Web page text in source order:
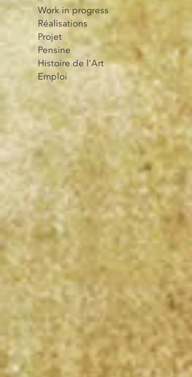
Expos
Infos
Événement
Work in progress
Réalisations
Projet
Pensine
Histoire de l'Art
Emploi